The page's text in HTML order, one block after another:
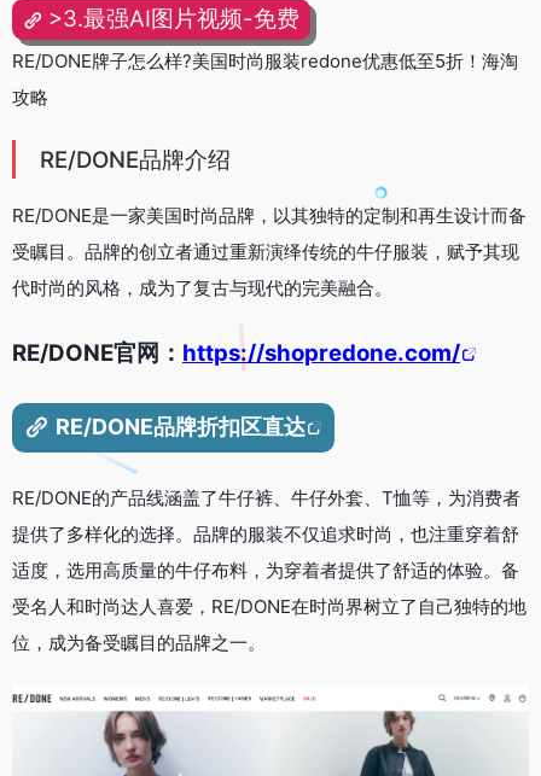
>3.最强AI图片视频-免费
RE/DONE牌子怎么样?美国时尚服装redone优惠低至5折！海淘
攻略
RE/DONE品牌介绍
RE/DONE是一家美国时尚品牌，以其独特的定制和再生设计而备
受瞩目。品牌的创立者通过重新演绎传统的牛仔服装，赋予其现
代时尚的风格，成为了复古与现代的完美融合。
RE/DONE官网： https://shopredone.com/
RE/DONE品牌折扣区直达
RE/DONE的产品线涵盖了牛仔裤、牛仔外套、T恤等，为消费者
提供了多样化的选择。品牌的服装不仅追求时尚，也注重穿着舒
适度，选用高质量的牛仔布料，为穿着者提供了舒适的体验。备
受名人和时尚达人喜爱，RE/DONE在时尚界树立了自己独特的地
位，成为备受瞩目的品牌之一。